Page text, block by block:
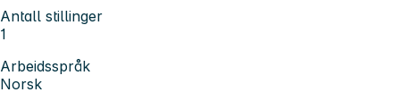
Antall stillinger
1
Arbeidsspråk
Norsk